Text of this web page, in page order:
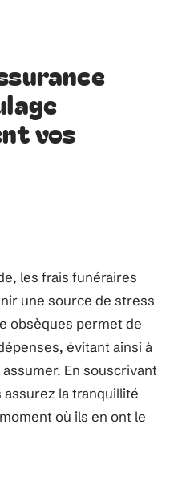
vos
les frais funéraires
une source de stress
obsèques permet de
évitant ainsi à
En souscrivant
la tranquillité
où ils en ont le